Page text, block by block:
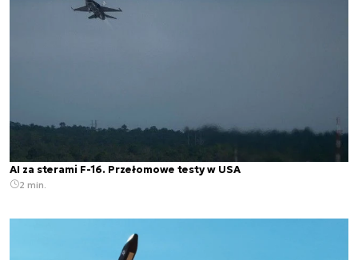
AI za sterami F-16. Przełomowe testy w USA
2 min.